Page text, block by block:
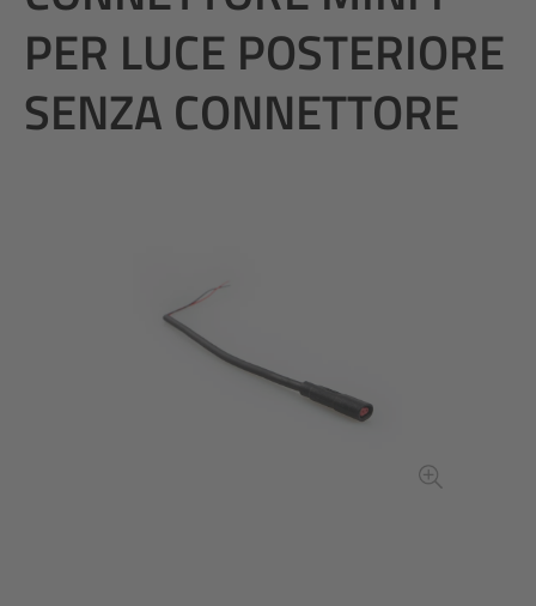
PER LUCE POSTERIORE
SENZA CONNETTORE